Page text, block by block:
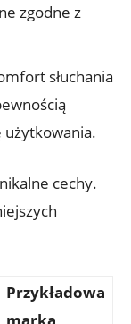
zgodne z
słuchania
użytkowania.
cechy.
Przykładowa